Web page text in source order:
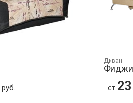
руб.
Диван
Фиджи
от